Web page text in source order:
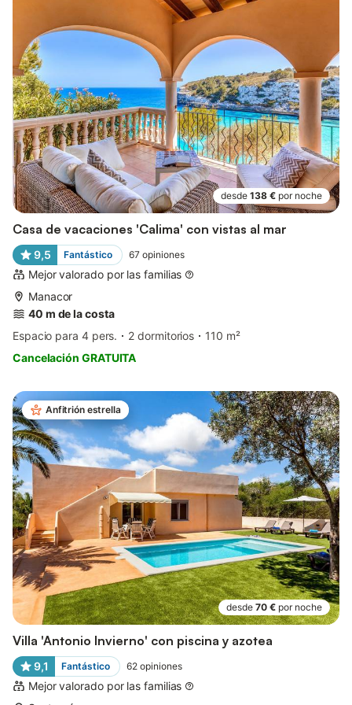
desde 138 € por noche
Casa de vacaciones 'Calima' con vistas al mar
9,5 Fantástico 67 opiniones
Mejor valorado por las familias
Manacor
40 m de la costa
Espacio para 4 pers.
2 dormitorios
110 m²
Cancelación GRATUITA
Anfitrión estrella
desde 70 € por noche
Villa 'Antonio Invierno' con piscina y azotea
9,1 Fantástico 62 opiniones
Mejor valorado por las familias